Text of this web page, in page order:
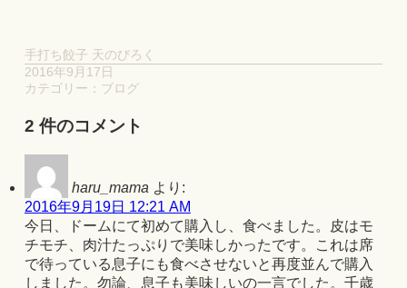
手打ち餃子 天のびろく
2016年9月17日
カテゴリー： ブログ
2 件のコメント
haru_mama より:
2016年9月19日 12:21 AM
今日、ドームにて初めて購入し、食べました。皮はモ
チモチ、肉汁たっぷりで美味しかったです。これは席
で待っている息子にも食べさせないと再度並んで購入
しました。勿論、息子も美味しいの一言でした。千歳